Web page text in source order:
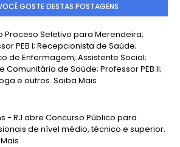
GOSTE DESTAS POSTAGENS
Proceso Seletivo para Merendeira;
PEB I; Recepcionista de Saúde;
de Enfermagem; Assistente Social;
Comunitário de Saúde; Professor PEB II;
e outros. Saiba Mais
- RJ abre Concurso Público para
de nível médio, técnico e superior.